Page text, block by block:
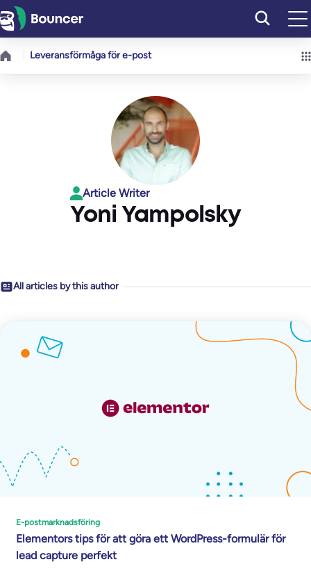
Hoppa
till
innehåll
Leveransförmåga för e-post
Article Writer
Yoni Yampolsky
All articles by this author
E-postmarknadsföring
Elementors tips för att göra ett WordPress-formulär för
lead capture perfekt